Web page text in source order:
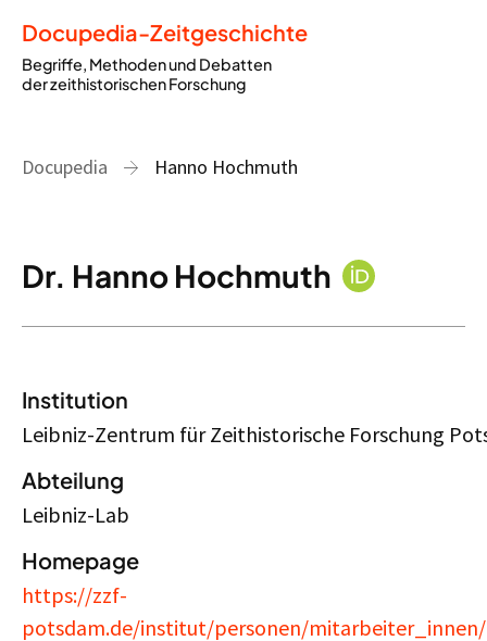
Docupedia-Zeitgeschichte
Begriffe, Methoden und Debatten
der zeithistorischen Forschung
Docupedia Hanno Hochmuth
Dr. Hanno Hochmuth
Institution
Leibniz-Zentrum für Zeithistorische Forschung
Abteilung
Leibniz-Lab
Homepage
https://zzf-
potsdam.de/institut/personen/